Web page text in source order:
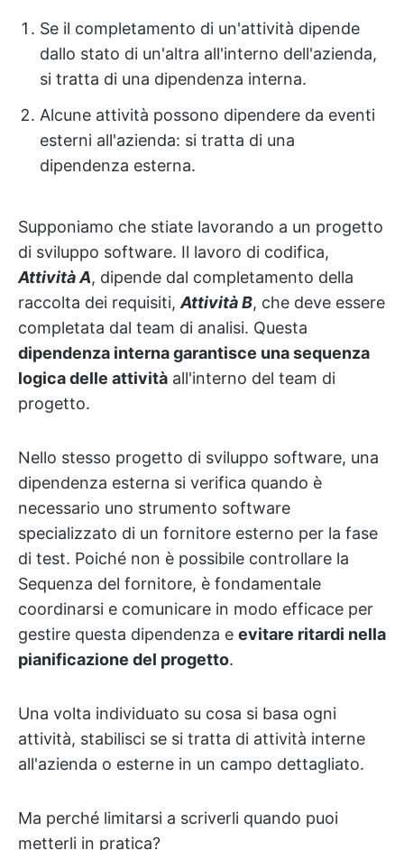
Se il completamento di un'attività dipende
dallo stato di un'altra all'interno dell'azienda,
si tratta di una dipendenza interna.
Alcune attività possono dipendere da eventi
esterni all'azienda: si tratta di una
dipendenza esterna.
Supponiamo che stiate lavorando a un progetto
di sviluppo software. Il lavoro di codifica,
Attività A, dipende dal completamento della
raccolta dei requisiti, Attività B, che deve essere
completata dal team di analisi. Questa
dipendenza interna garantisce una sequenza
logica delle attività all'interno del team di
progetto.
Nello stesso progetto di sviluppo software, una
dipendenza esterna si verifica quando è
necessario uno strumento software
specializzato di un fornitore esterno per la fase
di test. Poiché non è possibile controllare la
Sequenza del fornitore, è fondamentale
coordinarsi e comunicare in modo efficace per
gestire questa dipendenza e evitare ritardi nella
pianificazione del progetto.
Una volta individuato su cosa si basa ogni
attività, stabilisci se si tratta di attività interne
all'azienda o esterne in un campo dettagliato.
Ma perché limitarsi a scriverli quando puoi
metterli in pratica?